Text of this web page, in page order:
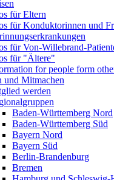
für Eltern
für Konduktorinnen und
für Von-Willebrand-
für "Ältere"
for people form
und Mitmachen
werden
Baden-Württemberg Nord
Baden-Württemberg Süd
Bayern Nord
Bayern Süd
Berlin-Brandenburg
Bremen